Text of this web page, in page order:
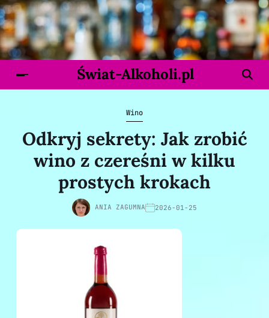
Świat-Alkoholi.pl
Wino
Odkryj sekrety: Jak zrobić
wino z czereśni w kilku
prostych krokach
ANIA ZAGUMNA 2026-01-25